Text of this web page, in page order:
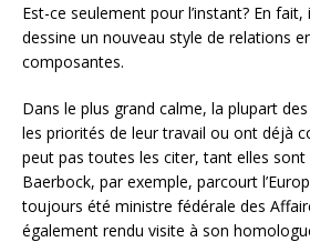
Est-ce seulement pour l’instant? En
dessine un nouveau style de relations
composantes.
Dans le plus grand calme, la plupart
les priorités de leur travail ou ont déjà
peut pas toutes les citer, tant elles sont
Baerbock, par exemple, parcourt
toujours été ministre fédérale des
également rendu visite à son